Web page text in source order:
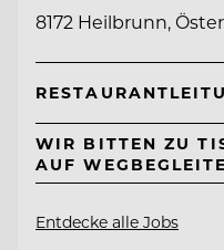
8172 Heilbrunn,
WIR BITTEN ZU
AUF
Entdecke alle Jobs